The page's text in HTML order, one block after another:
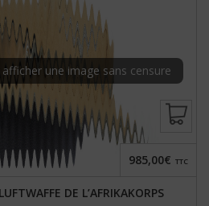
une image sans censure
DE L’AFRIKAKORPS
985,00€ TTC